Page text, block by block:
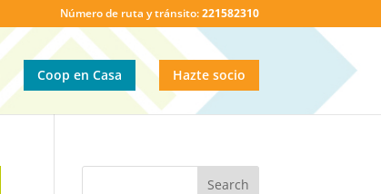
Número de ruta y tránsito:221582310
Coop en Casa Hazte socio